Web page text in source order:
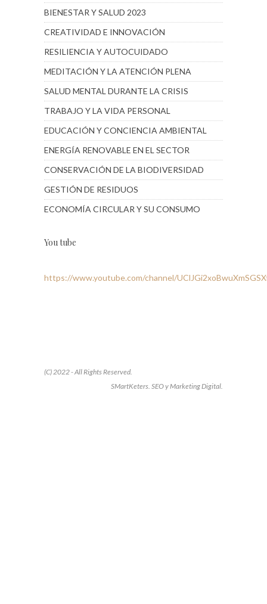
BIENESTAR Y SALUD 2023
CREATIVIDAD E INNOVACIÓN
RESILIENCIA Y AUTOCUIDADO
MEDITACIÓN Y LA ATENCIÓN PLENA
SALUD MENTAL DURANTE LA CRISIS
TRABAJO Y LA VIDA PERSONAL
EDUCACIÓN Y CONCIENCIA AMBIENTAL
ENERGÍA RENOVABLE EN EL SECTOR
CONSERVACIÓN DE LA BIODIVERSIDAD
GESTIÓN DE RESIDUOS
ECONOMÍA CIRCULAR Y SU CONSUMO
You tube
https://www.youtube.com/channel/
(C) 2022 - All Rights Reserved.
SMartKeters. SEO y Marketing Digital.